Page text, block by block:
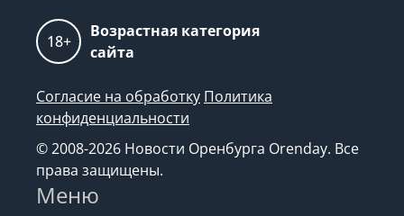
18+
Возрастная категория
сайта
Согласие на обработку Политика
конфиденциальности
© 2008-2026 Новости Оренбурга Orenday. Все
права защищены.
Меню